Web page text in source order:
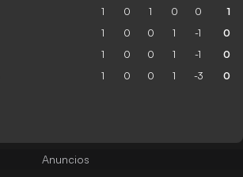
1 0 1 0 0 1
1 0 0 1 -1 0
1 0 0 1 -1 0
1 0 0 1 -3 0